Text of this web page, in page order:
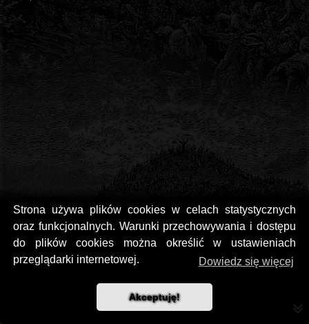
Strona używa plików cookies w celach statystycznych
oraz funkcjonalnych. Warunki przechowywania i dostępu
do plików cookies można określić w ustawieniach
przeglądarki internetowej.
Dowiedz się więcej
Akceptuję!
Nie wiem gdzie o tym usłyszałem lub gdzie widziałem. Pewnie w jednym